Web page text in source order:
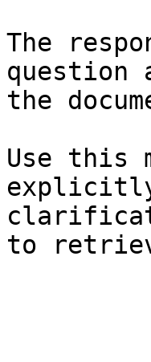
The
question
the
Use this
explicitly